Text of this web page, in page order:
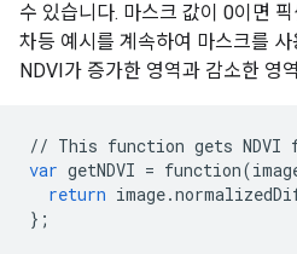
수 있습니다. 마스크 값이 0이면
차등 예시를 계속하여 마스크를
NDVI가 증가한 영역과 감소한 영
// This function gets NDVI
var getNDVI = function(
return image.
};